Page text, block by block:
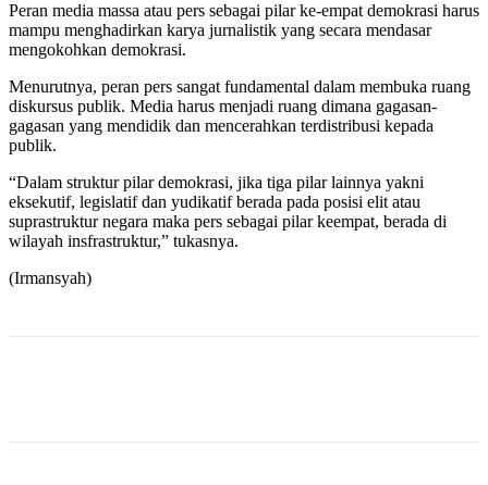
Peran media massa atau pers sebagai pilar ke-empat demokrasi harus
mampu menghadirkan karya jurnalistik yang secara mendasar
mengokohkan demokrasi.
Menurutnya, peran pers sangat fundamental dalam membuka ruang
diskursus publik. Media harus menjadi ruang dimana gagasan-
gagasan yang mendidik dan mencerahkan terdistribusi kepada
publik.
“Dalam struktur pilar demokrasi, jika tiga pilar lainnya yakni
eksekutif, legislatif dan yudikatif berada pada posisi elit atau
suprastruktur negara maka pers sebagai pilar keempat, berada di
wilayah insfrastruktur,” tukasnya.
(Irmansyah)